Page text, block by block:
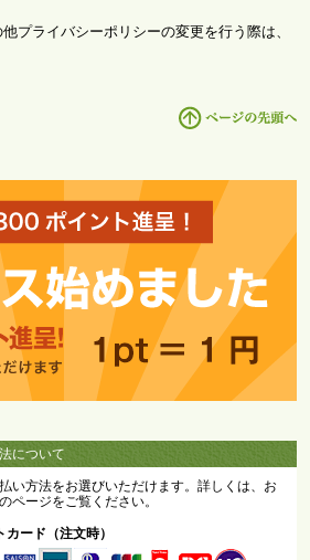
プライバシーポリシーの変更を行う際は、
について
い方法をお選びいただけます。詳しくは、お
ページをご覧ください。
カード（注文時）